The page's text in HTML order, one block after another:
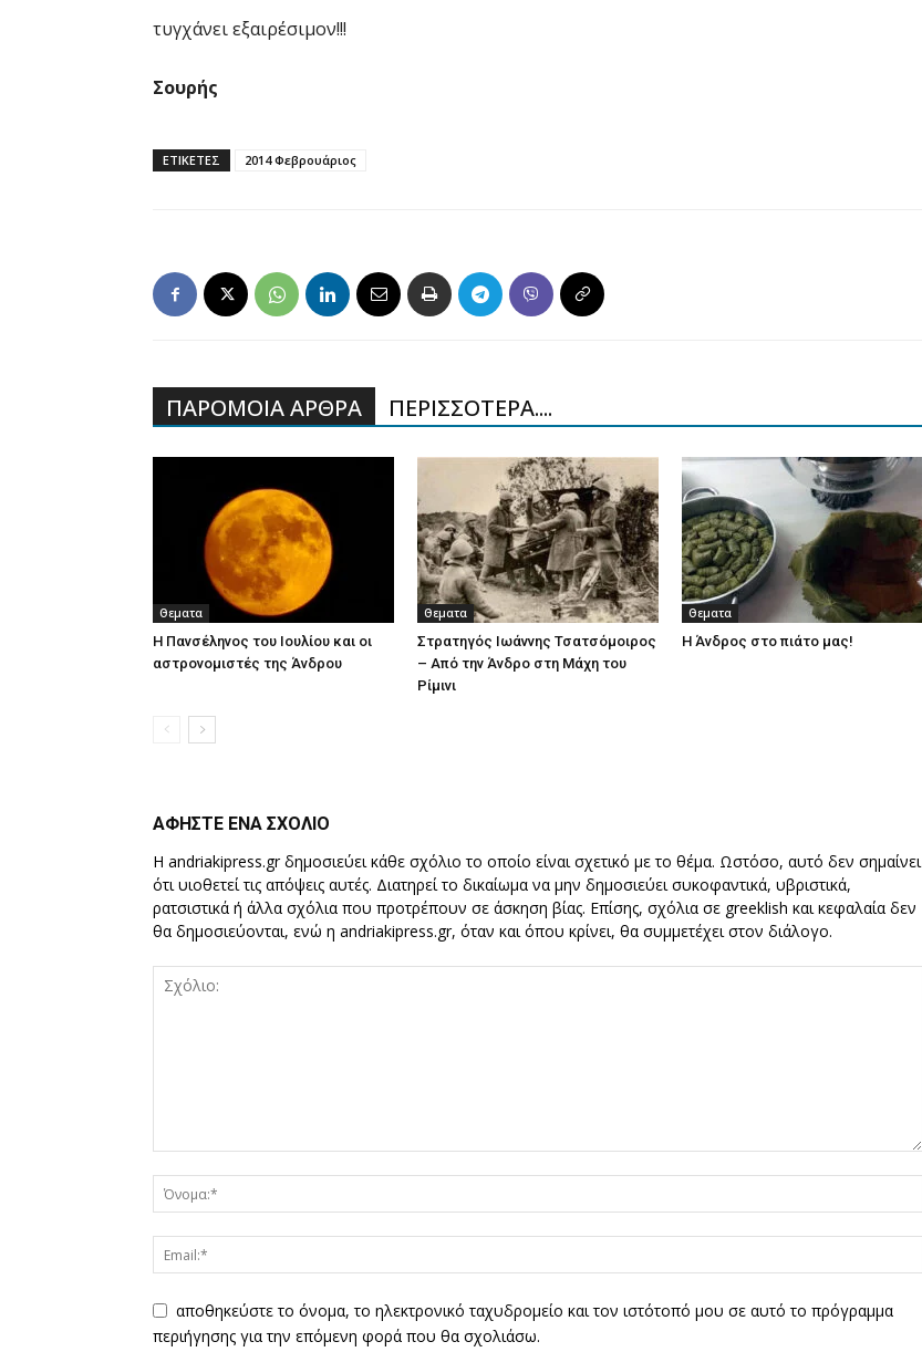
τυγχάνει εξαιρέσιμον!!!
Σουρής
ΕΤΙΚΕΤΕΣ 2014 Φεβρουάριος
ΠΑΡΟΜΟΙΑ ΑΡΘΡΑ ΠΕΡΙΣΣΟΤΕΡΑ....
Θεματα
Η Πανσέληνος του Ιουλίου και οι
αστρονομιστές της Άνδρου
Θεματα
Στρατηγός Ιωάννης Τσατσόμοιρος
– Από την Άνδρο στη Μάχη του
Ρίμινι
Θεματα
Η Άνδρος στο πιάτο μας!
ΑΦΗΣΤΕ ΕΝΑ ΣΧΟΛΙΟ
Η andriakipress.gr δημοσιεύει κάθε σχόλιο το οποίο είναι σχετικό με το θέμα. Ωστόσο, αυτό δεν σημαίνει
ότι υιοθετεί τις απόψεις αυτές. Διατηρεί το δικαίωμα να μην δημοσιεύει συκοφαντικά, υβριστικά,
ρατσιστικά ή άλλα σχόλια που προτρέπουν σε άσκηση βίας. Επίσης, σχόλια σε greeklish και κεφαλαία δεν
θα δημοσιεύονται, ενώ η andriakipress.gr, όταν και όπου κρίνει, θα συμμετέχει στον διάλογο.
αποθηκεύστε το όνομα, το ηλεκτρονικό ταχυδρομείο και τον ιστότοπό μου σε αυτό το πρόγραμμα
περιήγησης για την επόμενη φορά που θα σχολιάσω.